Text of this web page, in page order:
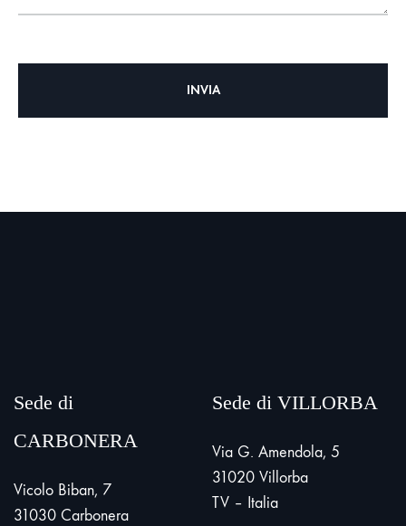
Sede di
CARBONERA
Vicolo Biban, 7
31030 Carbonera
Sede di VILLORBA
Via G. Amendola, 5
31020 Villorba
TV – Italia